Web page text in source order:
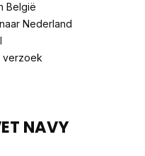
België
Nederland
verzoek
NAVY